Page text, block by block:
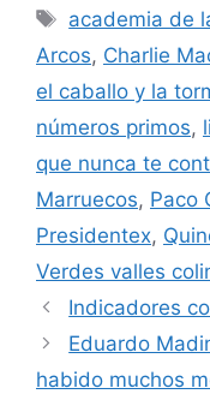
Etiquetas
academia de
Arcos, Charlie
el caballo y la
números primos,
que nunca te
Marruecos, Paco
Presidentex,
Verdes valles
Indicadores
Eduardo
habido muchos